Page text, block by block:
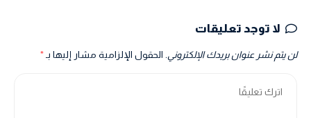
لا توجد تعليقات
لن يتم نشر عنوان بريدك الإلكتروني. الحقول الإلزامية مشار إليها بـ